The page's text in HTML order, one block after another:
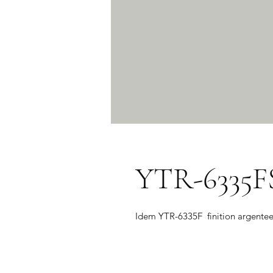
YTR-
Idem YTR-6335F  finition argentee